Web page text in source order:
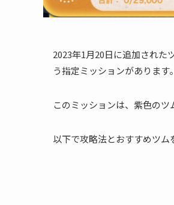
2023年1月20日に追加された
う指定ミッションがあります。
このミッションは、紫色のツ
以下で攻略法とおすすめツム